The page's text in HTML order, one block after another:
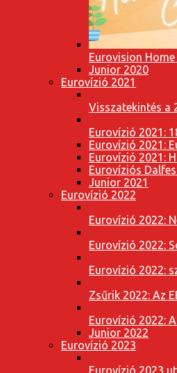
Eurovision
Junior 2020
Eurovízió 2021
Visszatekintés a
Eurovízió 2021:
Eurovízió 2021:
Eurovízió 2021:
Eurovíziós
Junior 2021
Eurovízió 2022
Eurovízió 2022:
Eurovízió 2022:
Eurovízió 2022:
Zsűrik 2022: Az
Eurovízió 2022:
Junior 2022
Eurovízió 2023
Eurovízió 2023